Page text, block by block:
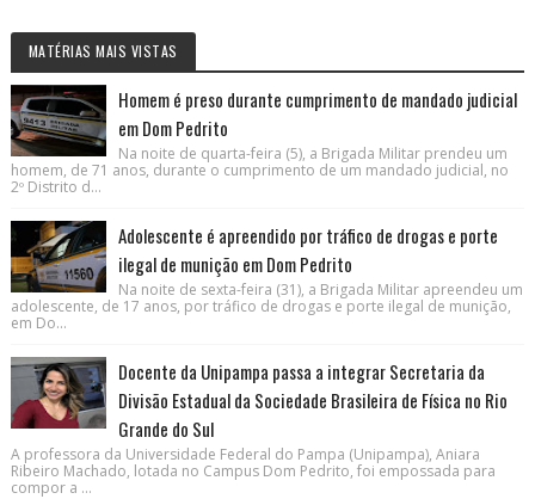
MATÉRIAS MAIS VISTAS
Homem é preso durante cumprimento de mandado judicial
em Dom Pedrito
Na noite de quarta-feira (5), a Brigada Militar prendeu um
homem, de 71 anos, durante o cumprimento de um mandado judicial, no
2º Distrito d...
Adolescente é apreendido por tráfico de drogas e porte
ilegal de munição em Dom Pedrito
Na noite de sexta-feira (31), a Brigada Militar apreendeu um
adolescente, de 17 anos, por tráfico de drogas e porte ilegal de munição,
em Do...
Docente da Unipampa passa a integrar Secretaria da
Divisão Estadual da Sociedade Brasileira de Física no Rio
Grande do Sul
A professora da Universidade Federal do Pampa (Unipampa), Aniara
Ribeiro Machado, lotada no Campus Dom Pedrito, foi empossada para
compor a ...